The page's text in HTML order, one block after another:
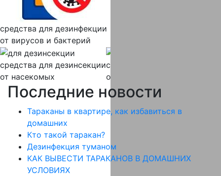
средства для дезинфекции
от вирусов и бактерий
средства для дезинсекции
от насекомых
средства
от крыс и мышей
Последние новости
Тараканы в квартире, как избавиться в
домашних
Кто такой таракан?
Дезинфекция туманом
КАК ВЫВЕСТИ ТАРАКАНОВ В ДОМАШНИХ
УСЛОВИЯХ